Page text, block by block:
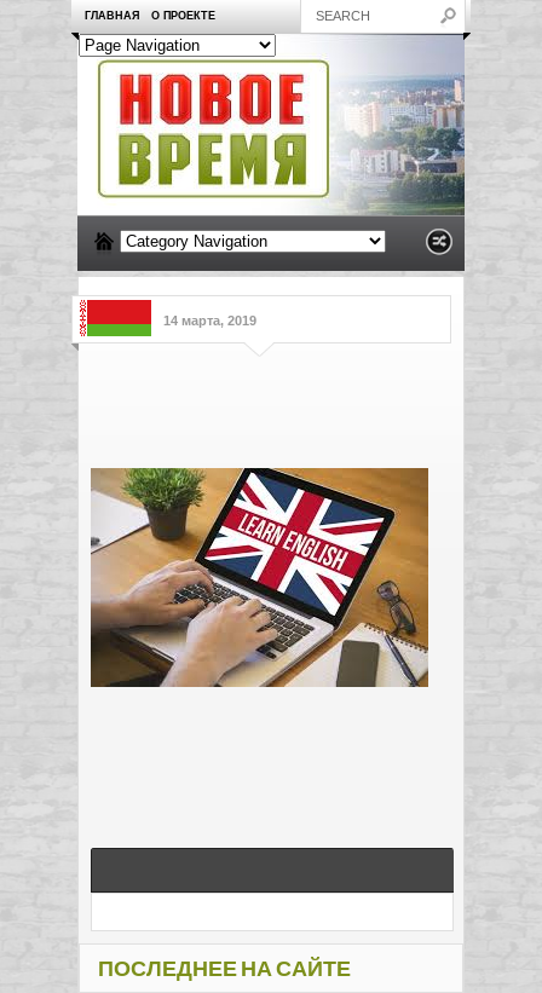
ГЛАВНАЯ О ПРОЕКТЕ
14 марта, 2019
ПОСЛЕДНЕЕ НА САЙТЕ